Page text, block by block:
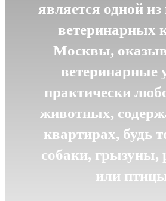
является одной
ветеринарных
Москвы,
ветеринарные
практически
животных,
квартирах, будь
собаки, грызуны,
или